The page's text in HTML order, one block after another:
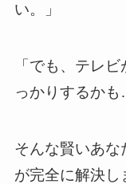
い。」
「でも、テレ
っかりするかも
そんな賢いあ
が完全に解決し